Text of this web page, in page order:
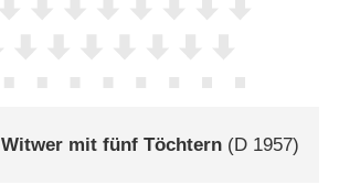
Witwer mit fünf Töchtern (D 1957)